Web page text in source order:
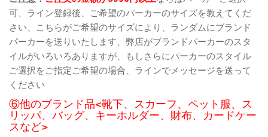
可、ライン登録後、ご希望のパーカーのサイズを教えてくだ
さい、こちらがご希望のサイズにより、ランダムにブランド
パーカーを送りいたします、弊店がブランドパーカーのスタ
イルがいろいろありますが、もしさらにパーカーのスタイル
ご選択をご指定ご希望の場合、ラインでメッセージを送って
ください
⑥他のブランド品<靴下、スカーフ、ペット服、ス
リッパ、バッグ、キーホルダー、財布、カードケー
スなど>